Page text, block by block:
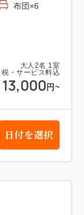
大人 2名 1室
税・サービス料込
13,000 円~
布団×6
日付を選択